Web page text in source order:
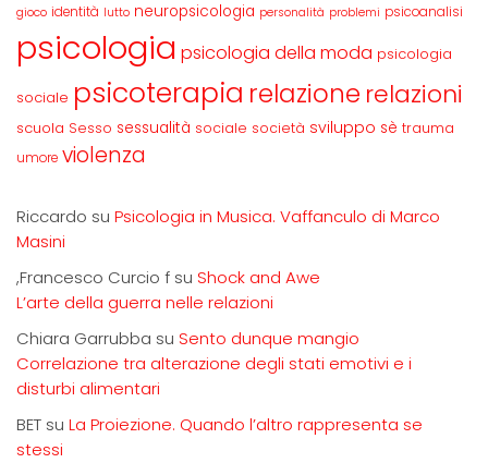
gioco identità lutto neuropsicologia personalità problemi psicoanalisi
psicologia psicologia della moda psicologia
sociale psicoterapia relazione relazioni
scuola Sesso sessualità sociale società sviluppo sè trauma
umore violenza
Riccardo su Psicologia in Musica. Vaffanculo di Marco
Masini
,Francesco Curcio f su Shock and Awe
L’arte della guerra nelle relazioni
Chiara Garrubba su Sento dunque mangio
Correlazione tra alterazione degli stati emotivi e i
disturbi alimentari
BET su La Proiezione. Quando l’altro rappresenta se
stessi